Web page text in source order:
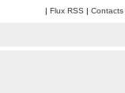
| Flux RSS | Contacts